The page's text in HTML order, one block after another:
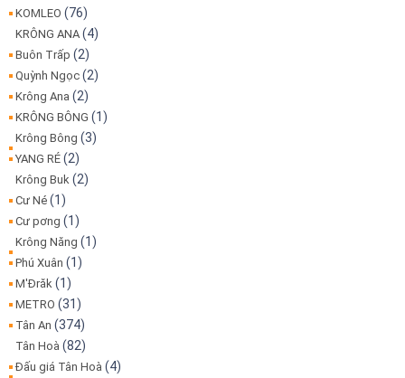
KOMLEO (76)
KRÔNG ANA (4)
Buôn Trấp (2)
Quỳnh Ngọc (2)
Krông Ana (2)
KRÔNG BÔNG (1)
Krông Bông (3)
YANG RÉ (2)
Krông Buk (2)
Cư Né (1)
Cư pơng (1)
Krông Năng (1)
Phú Xuân (1)
M'Đrăk (1)
METRO (31)
Tân An (374)
Tân Hoà (82)
Đấu giá Tân Hoà (4)